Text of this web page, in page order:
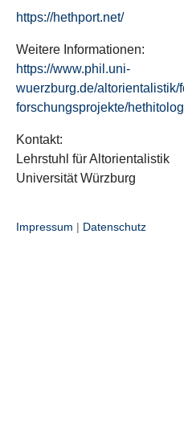
https://hethport.net/
Weitere Informationen:
https://www.phil.uni-
wuerzburg.de/altorientalistik/
forschungsprojekte/
Kontakt:
Lehrstuhl für Altorientalistik
Universität Würzburg
Impressum | Datenschutz